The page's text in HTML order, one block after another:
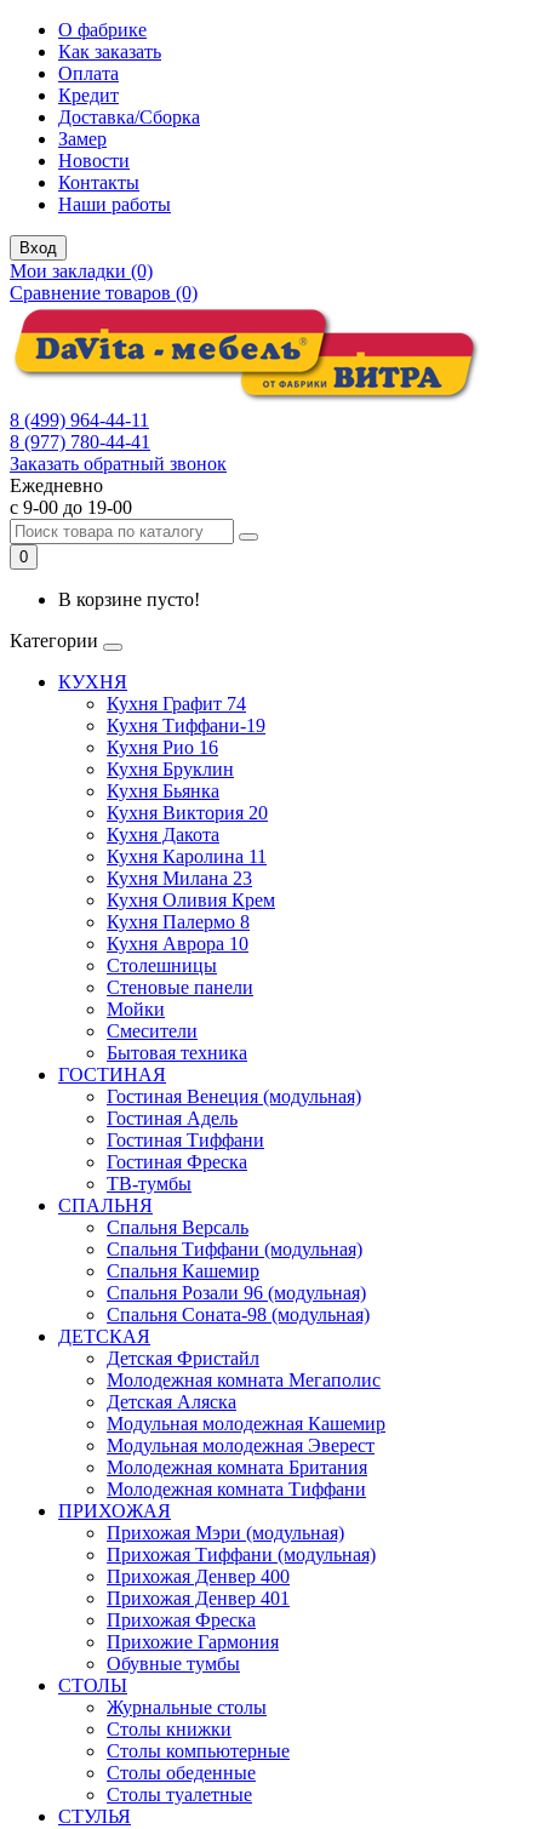
О фабрике
Как заказать
Оплата
Кредит
Доставка/Сборка
Замер
Новости
Контакты
Наши работы
Вход
Мои закладки (0)
Сравнение товаров (0)
8 (499) 964-44-11
8 (977) 780-44-41
Заказать обратный звонок
Ежедневно
с 9-00 до 19-00
0
В корзине пусто!
Категории
КУХНЯ
Кухня Графит 74
Кухня Тиффани-19
Кухня Рио 16
Кухня Бруклин
Кухня Бьянка
Кухня Виктория 20
Кухня Дакота
Кухня Каролина 11
Кухня Милана 23
Кухня Оливия Крем
Кухня Палермо 8
Кухня Аврора 10
Столешницы
Стеновые панели
Мойки
Смесители
Бытовая техника
ГОСТИНАЯ
Гостиная Венеция (модульная)
Гостиная Адель
Гостиная Тиффани
Гостиная Фреска
ТВ-тумбы
СПАЛЬНЯ
Спальня Версаль
Спальня Тиффани (модульная)
Спальня Кашемир
Спальня Розали 96 (модульная)
Спальня Соната-98 (модульная)
ДЕТСКАЯ
Детская Фристайл
Молодежная комната Мегаполис
Детская Аляска
Модульная молодежная Кашемир
Модульная молодежная Эверест
Молодежная комната Британия
Молодежная комната Тиффани
ПРИХОЖАЯ
Прихожая Мэри (модульная)
Прихожая Тиффани (модульная)
Прихожая Денвер 400
Прихожая Денвер 401
Прихожая Фреска
Прихожие Гармония
Обувные тумбы
СТОЛЫ
Журнальные столы
Столы книжки
Столы компьютерные
Столы обеденные
Столы туалетные
СТУЛЬЯ